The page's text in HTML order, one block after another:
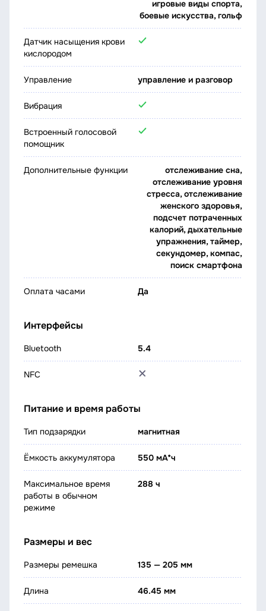
игровые виды спорта,
боевые искусства, гольф
Датчик насыщения крови
кислородом
Управление управление и разговор
Вибрация
Встроенный голосовой
помощник
Дополнительные функции
отслеживание сна,
отслеживание уровня
стресса, отслеживание
женского здоровья,
подсчет потраченных
калорий, дыхательные
упражнения, таймер,
секундомер, компас,
поиск смартфона
Оплата часами Да
Интерфейсы
Bluetooth 5.4
NFC
Питание и время работы
Тип подзарядки магнитная
Ёмкость аккумулятора 550 мА*ч
Максимальное время
работы в обычном
режиме
288 ч
Размеры и вес
Размеры ремешка 135 — 205 мм
Длина 46.45 мм